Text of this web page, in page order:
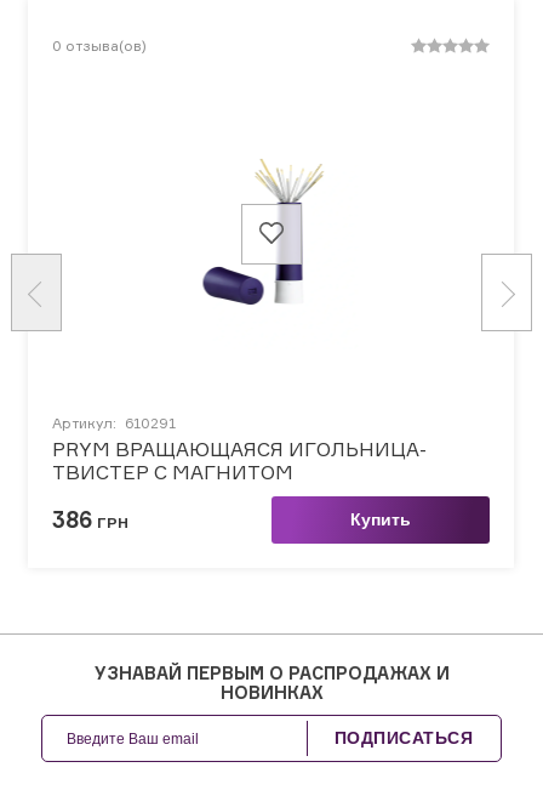
0 отзыва(ов)
Артикул: 610291
PRYM ВРАЩАЮЩАЯСЯ ИГОЛЬНИЦА-
ТВИСТЕР С МАГНИТОМ
386 ГРН Купить
УЗНАВАЙ ПЕРВЫМ О РАСПРОДАЖАХ И
НОВИНКАХ
ПОДПИСАТЬСЯ